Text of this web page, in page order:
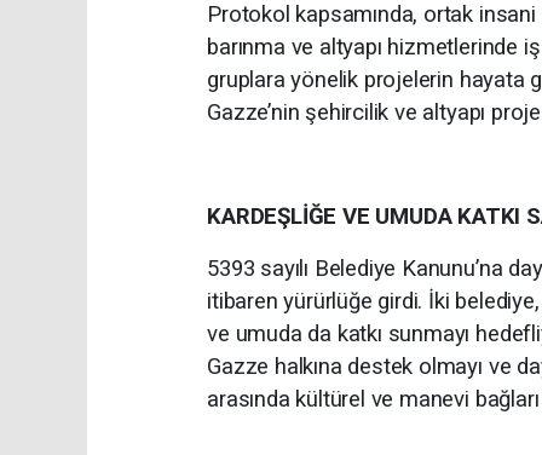
Protokol kapsamında, ortak
barınma ve altyapı hizmetlerinde
gruplara yönelik projelerin hayata
Gazze’nin şehircilik ve altyapı
KARDEŞLİĞE VE UMUDA KATKI
5393 sayılı Belediye Kanunu’na
itibaren yürürlüğe girdi. İki
ve umuda da katkı sunmayı
Gazze halkına destek olmayı ve
arasında kültürel ve manevi